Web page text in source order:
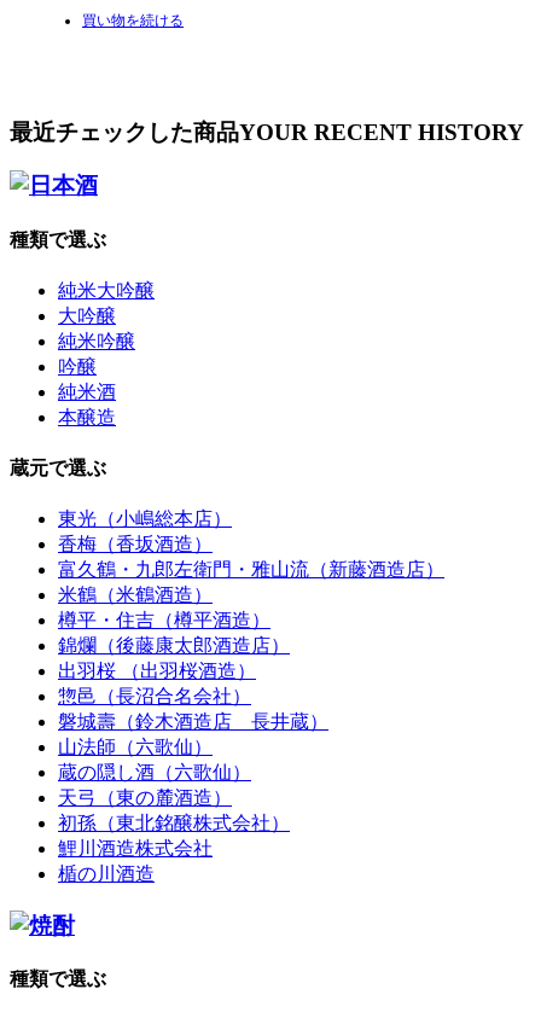
買い物を続ける
最近チェックした商品YOUR RECENT HISTORY
種類で選ぶ
純米大吟醸
大吟醸
純米吟醸
吟醸
純米酒
本醸造
蔵元で選ぶ
東光（小嶋総本店）
香梅（香坂酒造）
富久鶴・九郎左衛門・雅山流（新藤酒造店）
米鶴（米鶴酒造）
樽平・住吉（樽平酒造）
錦爛（後藤康太郎酒造店）
出羽桜 （出羽桜酒造）
惣邑（長沼合名会社）
磐城壽（鈴木酒造店 長井蔵）
山法師（六歌仙）
蔵の隠し酒（六歌仙）
天弓（東の麓酒造）
初孫（東北銘醸株式会社）
鯉川酒造株式会社
楯の川酒造
種類で選ぶ